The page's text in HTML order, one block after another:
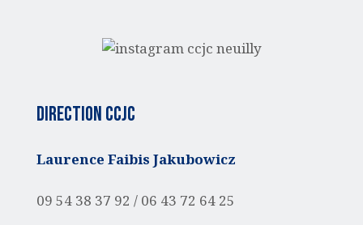
Direction CCJC
Laurence Faibis Jakubowicz
09 54 38 37 92 / 06 43 72 64 25